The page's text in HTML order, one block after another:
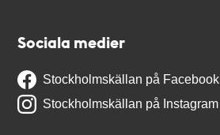
Sociala medier
Stockholmskällan på Facebook
Stockholmskällan på Instagram